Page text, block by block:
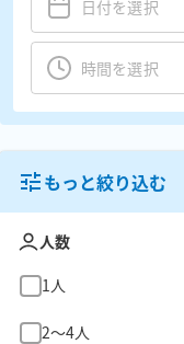
もっと絞り込む
人数
1人
2〜4人